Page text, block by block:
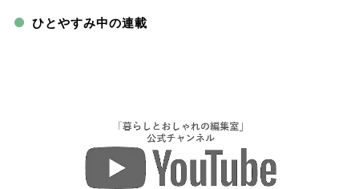
ひとやすみ中の連載